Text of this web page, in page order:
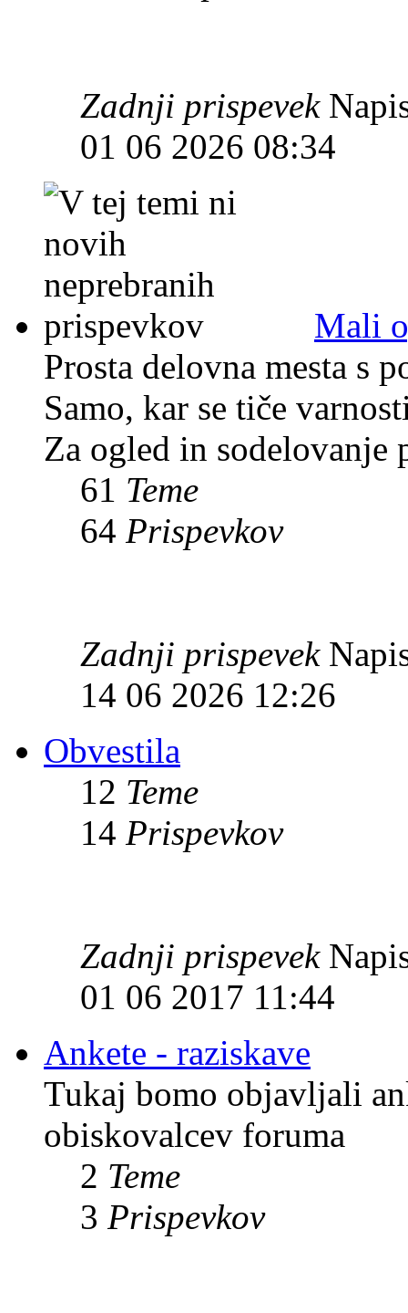
Zadnji prispevek
01 06 2026 08:34
Mali
Prosta delovna mesta s
Samo, kar se tiče
Za ogled in sodelovanje
61 Teme
64 Prispevkov
Zadnji prispevek
14 06 2026 12:26
Obvestila
12 Teme
14 Prispevkov
Zadnji prispevek
01 06 2017 11:44
Ankete - raziskave
Tukaj bomo objavljali
obiskovalcev foruma
2 Teme
3 Prispevkov